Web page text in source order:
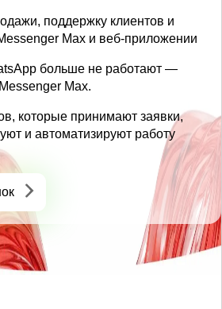
поддержку клиентов и
Max и веб-приложении
больше не работают —
Max.
которые принимают заявки,
и автоматизируют работу